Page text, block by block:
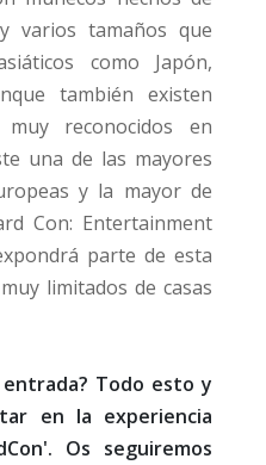
varios tamaños que
como Japón,
también existen
reconocidos en
una de las mayores
y la mayor de
Con: Entertainment
parte de esta
limitados de casas
Todo esto y
en la experiencia
Os seguiremos